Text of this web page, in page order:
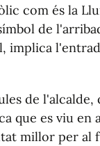
com és la
de
implica
de
que es viu en
millor per al